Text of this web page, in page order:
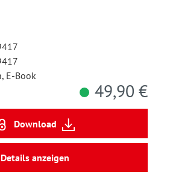
E-Book
49,90 €
Download
Details anzeigen